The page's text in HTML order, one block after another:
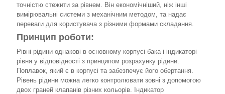
точністю стежити за рівнем. Він економічніший, ніж інші
вимірювальні системи з механічним методом, та надає
переваги для користувача з різними формами складання.
Принцип роботи:
Рівні рідини однакові в основному корпусі бака і індикаторі
рівня у відповідності з принципом розрахунку рідини.
Поплавок, який є в корпусі та забезпечує його обертання.
Рівень рідини можна легко контролювати зовні з допомогою
двох граней клапанів різних кольорів. Індикатор